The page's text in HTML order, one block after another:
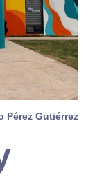
Pérez Gutiérrez